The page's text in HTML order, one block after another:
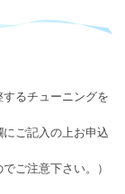
るチューニングを
ご記入の上お申込
ご注意下さい。）